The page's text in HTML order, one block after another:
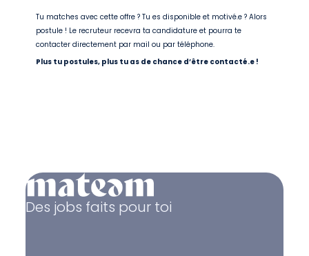
Tu matches avec cette offre ? Tu es disponible et motivé.e ? Alors
postule ! Le recruteur recevra ta candidature et pourra te
contacter directement par mail ou par téléphone.
Plus tu postules, plus tu as de chance d’être contacté.e !
Des jobs faits pour toi